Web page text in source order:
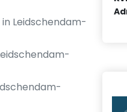
Leidschendam-